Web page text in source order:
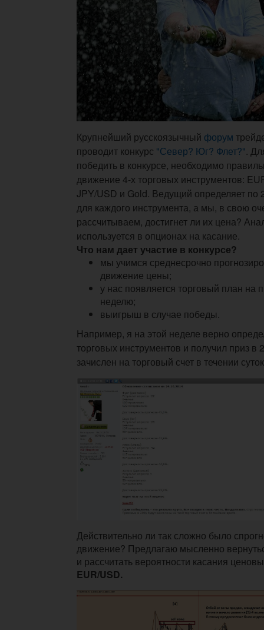
Крупнейший русскоязычный форум
проводит конкурс "Север? Юг? Флет?".
победить в конкурсе, необходимо
движение 4-х торговых инструментов:
JPY/USD и Gold. Ведущий определяет по
для каждого инструмента, а мы, в свою
рассчитываем, достигнет ли их цена?
используется в опционах на касание.
Что нам дает участие в конкурсе?
мы учимся среднесрочно
движение цены;
у нас появляется торговый план на
неделю;
выигрыш в случае победы.
Например, я на этой неделе верно
торговых инструментов и получил приз в
зачислен на торговый счет в течении
Действительно ли так сложно было
движение? Предлагаю мысленно
и рассчитать вероятности касания
EUR/USD.